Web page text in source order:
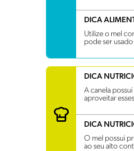
DICA
Utilize o mel
pode ser
DICA
A canela
aproveitar
DICA
O mel possui
ao seu alto